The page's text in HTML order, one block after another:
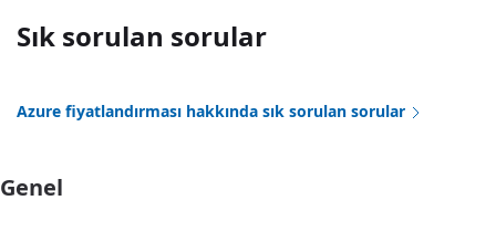
Sık sorulan sorular
Azure fiyatlandırması hakkında sık sorulan sorular
Genel